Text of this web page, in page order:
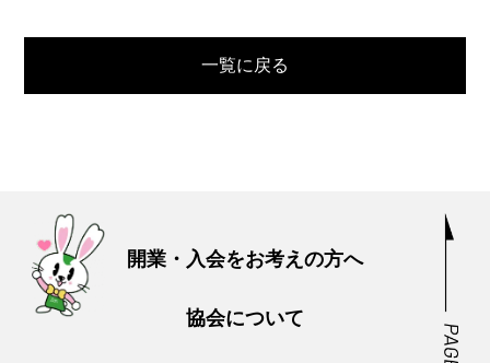
一覧に戻る
開業・入会をお考えの方へ
協会について